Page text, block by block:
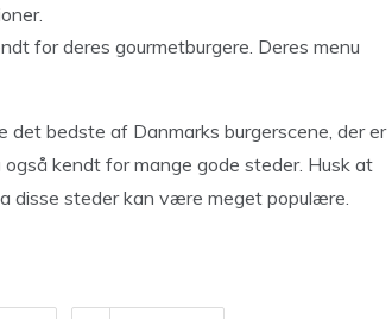
for deres gourmetburgere. Deres menu
det bedste af Danmarks burgerscene, der er
også kendt for mange gode steder. Husk at
disse steder kan være meget populære.